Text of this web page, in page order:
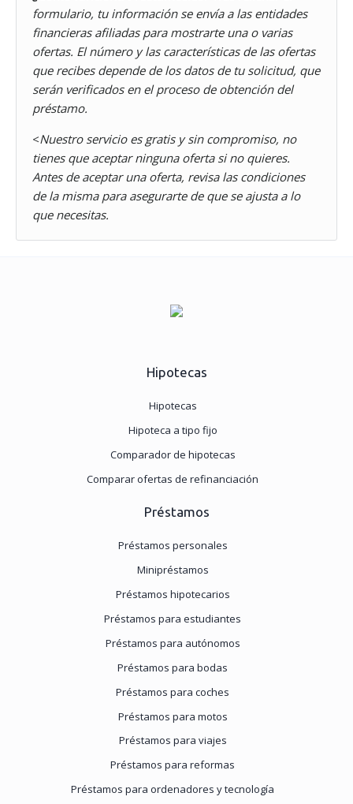
formulario, tu información se envía a las entidades
financieras afiliadas para mostrarte una o varias
ofertas. El número y las características de las ofertas
que recibes depende de los datos de tu solicitud, que
serán verificados en el proceso de obtención del
préstamo.
<Nuestro servicio es gratis y sin compromiso, no
tienes que aceptar ninguna oferta si no quieres.
Antes de aceptar una oferta, revisa las condiciones
de la misma para asegurarte de que se ajusta a lo
que necesitas.
Hipotecas
Hipotecas
Hipoteca a tipo fijo
Comparador de hipotecas
Comparar ofertas de refinanciación
Préstamos
Préstamos personales
Minipréstamos
Préstamos hipotecarios
Préstamos para estudiantes
Préstamos para autónomos
Préstamos para bodas
Préstamos para coches
Préstamos para motos
Préstamos para viajes
Préstamos para reformas
Préstamos para ordenadores y tecnología